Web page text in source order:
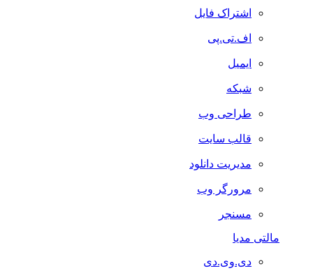
اشتراک فایل
اف.تی.پی
ایمیل
شبکه
طراحی وب
قالب سایت
مدیریت دانلود
مرورگر وب
مسنجر
مالتی مدیا
دی.وی.دی